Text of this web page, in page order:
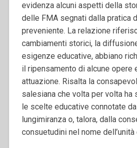
evidenza alcuni aspetti della
delle FMA segnati dalla pratica
preveniente. La relazione
cambiamenti storici, la
esigenze educative, abbiano
il ripensamento di alcune opere
attuazione. Risalta la
salesiana che volta per volta ha
le scelte educative connotate da
lungimiranza o, talora, dalla
consuetudini nel nome